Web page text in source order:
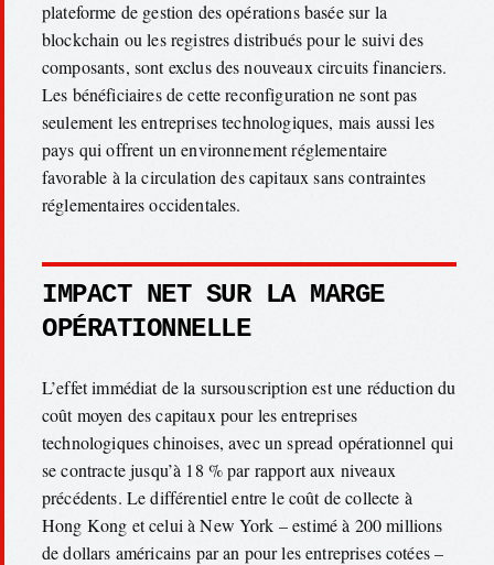
plateforme de gestion des opérations basée sur la
blockchain ou les registres distribués pour le suivi des
composants, sont exclus des nouveaux circuits financiers.
Les bénéficiaires de cette reconfiguration ne sont pas
seulement les entreprises technologiques, mais aussi les
pays qui offrent un environnement réglementaire
favorable à la circulation des capitaux sans contraintes
réglementaires occidentales.
IMPACT NET SUR LA MARGE
OPÉRATIONNELLE
L’effet immédiat de la sursouscription est une réduction du
coût moyen des capitaux pour les entreprises
technologiques chinoises, avec un spread opérationnel qui
se contracte jusqu’à 18 % par rapport aux niveaux
précédents. Le différentiel entre le coût de collecte à
Hong Kong et celui à New York – estimé à 200 millions
de dollars américains par an pour les entreprises cotées –